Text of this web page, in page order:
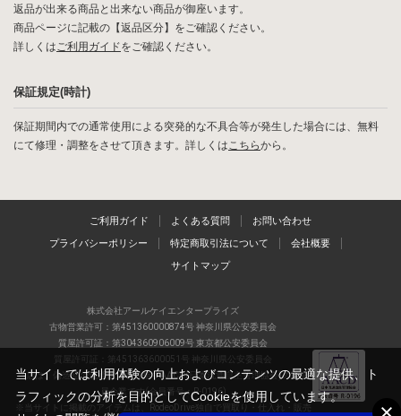
返品が出来る商品と出来ない商品が御座います。
商品ページに記載の【返品区分】をご確認ください。
詳しくはご利用ガイドをご確認ください。
保証規定(時計)
保証期間内での通常使用による突発的な不具合等が発生した場合には、無料
にて修理・調整をさせて頂きます。詳しくはこちらから。
ご利用ガイド よくある質問 お問い合わせ
プライバシーポリシー 特定商取引法について 会社概要
サイトマップ
株式会社アールケイエンタープライズ
古物営業許可：第451360000874号 神奈川県公安委員会
質屋許可証：第304360906009号 東京都公安委員会
質屋許可証：第451363600051号 神奈川県公安委員会
当店は、偽造品の流通防止を目指すAACD(日本流通自主管理協会)の正会
員企業です(会員番号：R-0196)
※当サイトに掲載のアイテムは、RodeoDrive独自で買取り・仕入れ・販売
当サイトでは利用体験の向上およびコンテンツの最適な提供、ト
ラフィックの分析を目的としてCookieを使用しています。